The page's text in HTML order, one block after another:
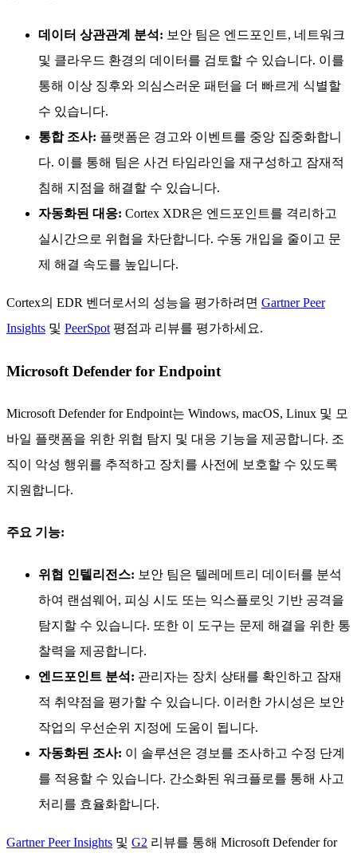
데이터 상관관계 분석: 보안 팀은 엔드포인트, 네트워크
및 클라우드 환경의 데이터를 검토할 수 있습니다. 이를
통해 이상 징후와 의심스러운 패턴을 더 빠르게 식별할
수 있습니다.
통합 조사: 플랫폼은 경고와 이벤트를 중앙 집중화합니
다. 이를 통해 팀은 사건 타임라인을 재구성하고 잠재적
침해 지점을 해결할 수 있습니다.
자동화된 대응: Cortex XDR은 엔드포인트를 격리하고
실시간으로 위협을 차단합니다. 수동 개입을 줄이고 문
제 해결 속도를 높입니다.
Cortex의 EDR 벤더로서의 성능을 평가하려면 Gartner Peer
Insights 및 PeerSpot 평점과 리뷰를 평가하세요.
Microsoft Defender for Endpoint
Microsoft Defender for Endpoint는 Windows, macOS, Linux 및 모
바일 플랫폼을 위한 위협 탐지 및 대응 기능을 제공합니다. 조
직이 악성 행위를 추적하고 장치를 사전에 보호할 수 있도록
지원합니다.
주요 기능:
위협 인텔리전스: 보안 팀은 텔레메트리 데이터를 분석
하여 랜섬웨어, 피싱 시도 또는 익스플로잇 기반 공격을
탐지할 수 있습니다. 또한 이 도구는 문제 해결을 위한 통
찰력을 제공합니다.
엔드포인트 분석: 관리자는 장치 상태를 확인하고 잠재
적 취약점을 평가할 수 있습니다. 이러한 가시성은 보안
작업의 우선순위 지정에 도움이 됩니다.
자동화된 조사: 이 솔루션은 경보를 조사하고 수정 단계
를 적용할 수 있습니다. 간소화된 워크플로를 통해 사고
처리를 효율화합니다.
Gartner Peer Insights 및 G2 리뷰를 통해 Microsoft Defender for